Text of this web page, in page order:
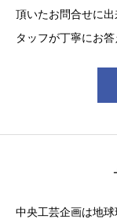
頂いたお問合せに
タッフが丁寧にお
中央工芸企画は地